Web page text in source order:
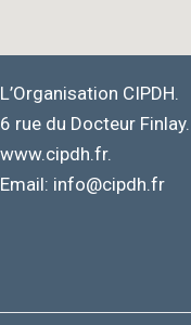
L’Organisation CIPDH.
6 rue du Docteur
www.cipdh.fr.
Email: info@cipdh.fr